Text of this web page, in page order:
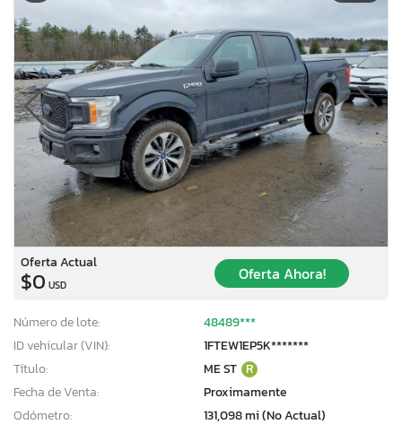
Oferta Actual
$0 USD
Oferta Ahora!
Número de lote:
48489***
ID vehicular (VIN):
1FTEW1EP5K*******
Título:
ME ST R
Fecha de Venta:
Proximamente
Odómetro:
131,098 mi (No Actual)